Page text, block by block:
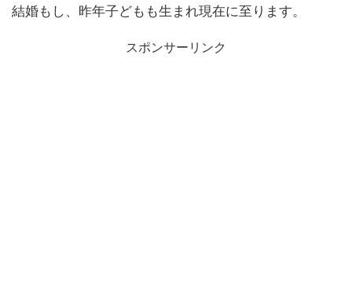
結婚もし、昨年子どもも生まれ現在に至ります。
スポンサーリンク